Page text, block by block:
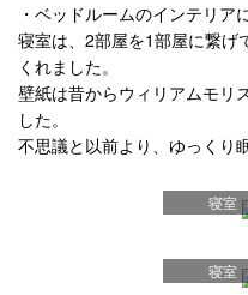
・ベッドルームのインテリア
寝室は、2部屋を1部屋に繋げ
くれました。
壁紙は昔からウィリアムモリ
した。
不思議と以前より、ゆっくり
寝室
寝室